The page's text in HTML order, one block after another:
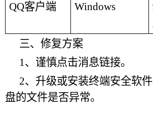
QQ客户端
Windows
三、修复方案
1、谨慎点击消息链接。
2、升级或安装终端安全软
盘的文件是否异常。